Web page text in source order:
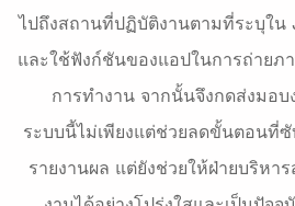
ไปถึงสถานที่ปฏิบัติงานตามที่ระบุใน
และใช้ฟังก์ชันของแอปในการถ่ายภ
การทำงาน จากนั้นจึงกดส่งมอ
ระบบนี้ไม่เพียงแต่ช่วยลดขั้นตอนที่
รายงานผล แต่ยังช่วยให้ฝ่ายบริหา